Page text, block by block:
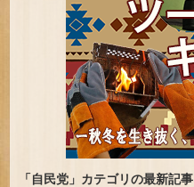
「自民党」カテゴリの最新記事